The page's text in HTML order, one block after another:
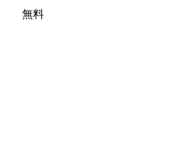
無料